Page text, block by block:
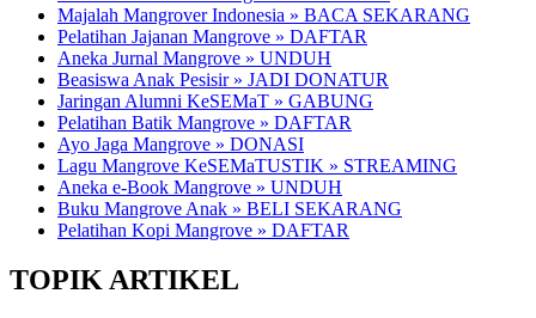
Majalah Mangrover Indonesia » BACA SEKARANG
Pelatihan Jajanan Mangrove » DAFTAR
Aneka Jurnal Mangrove » UNDUH
Beasiswa Anak Pesisir » JADI DONATUR
Jaringan Alumni KeSEMaT » GABUNG
Pelatihan Batik Mangrove » DAFTAR
Ayo Jaga Mangrove » DONASI
Lagu Mangrove KeSEMaTUSTIK » STREAMING
Aneka e-Book Mangrove » UNDUH
Buku Mangrove Anak » BELI SEKARANG
Pelatihan Kopi Mangrove » DAFTAR
TOPIK ARTIKEL